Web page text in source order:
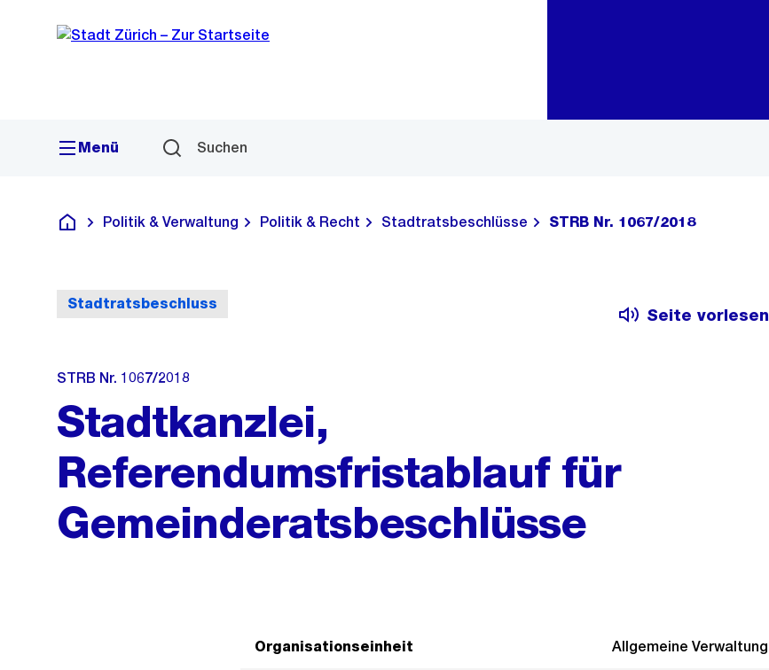
Navigation
Sprunglink
Menü Suchen
Deutsch
Politik & Verwaltung Politik & Recht Stadtratsbeschlüsse STRB Nr. 1067/2018
Stadtratsbeschluss
Seite vorlesen
STRB Nr. 1067/2018
Stadtkanzlei,
Referendumsfristablauf für
Gemeinderatsbeschlüsse
Organisationseinheit Allgemeine Verwaltung